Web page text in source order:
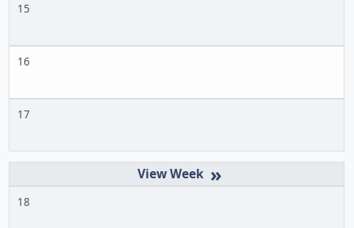
15
16
17
»
18